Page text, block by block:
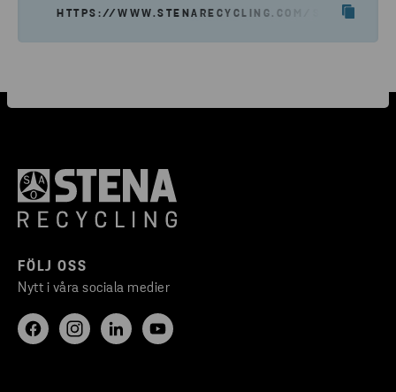
HTTPS://WWW.STENARECYCLING.COM/SV/
FÖLJ OSS
Nytt i våra sociala medier